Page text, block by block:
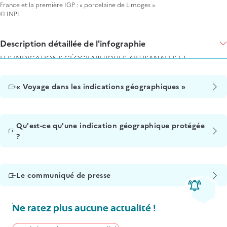
France et la première IGP : « porcelaine de Limoges »
© INPI
Items
Description détaillée de l'infographie
LES INDICATIONS GÉOGRAPHIQUES ARTISANALES ET
Une IGP met en évidence une zone géographique française
Liste des indications géographiques protégées enregistrées
(nouvelle procédure européenne) :
Liste des indications géographiques protégées homologuées
Siège de Liffol
Granit de Bretagne
Titre
« Voyage dans les indications géographiques »
Qu'est-ce qu'une indication géographique protégée
?
Le communiqué de presse
Ne ratez plus aucune actualité !